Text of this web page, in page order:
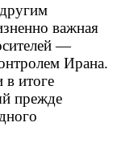
важная
—
Ирана.
итоге
прежде